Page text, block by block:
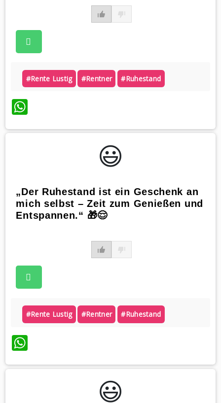
#rente Lustig #rentner #ruhestand
WhatsApp
😃️
„Der Ruhestand ist ein Geschenk an
mich selbst – Zeit zum Genießen und
Entspannen.“ 🎁😌
#rente Lustig #rentner #ruhestand
WhatsApp
😃️